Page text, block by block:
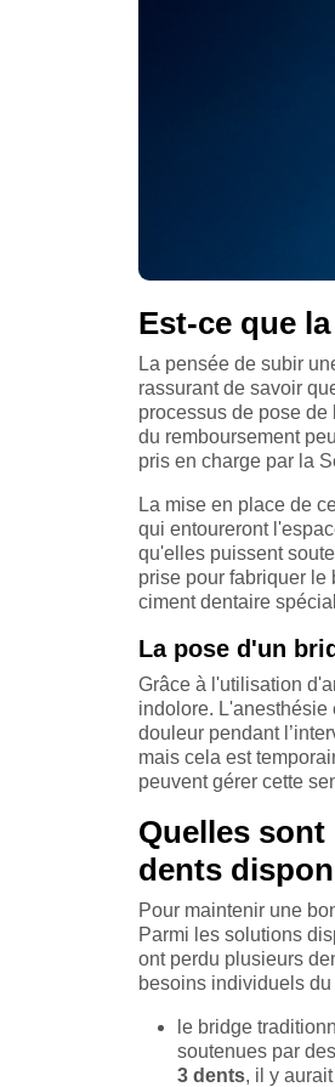
Est-ce que
La pensée de subir
rassurant de savoir
processus de pose
du remboursement
pris en charge par la
La mise en place de
qui entoureront
qu'elles puissent
prise pour fabriquer le
ciment dentaire
La pose d'un
Grâce à l'utilisation
indolore. L'anesthésie
douleur pendant
mais cela est
peuvent gérer cette
Quelles
dents
Pour maintenir une
Parmi les solutions
ont perdu plusieurs
besoins individuels
le bridge
soutenues par
3 dents, il y